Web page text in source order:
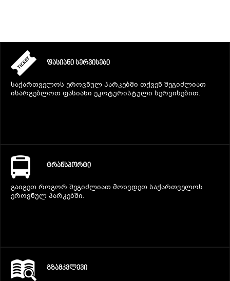
ᲤᲐᲡᲘᲐᲜᲘ ᲡᲔᲠᲕᲘᲡᲔᲑᲘ
საქართველოს ეროვნულ პარკებში თქვენ შეგიძლიათ
ისარგებლოთ ფასიანი ეკოტურისტული სერვისებით.
ᲢᲠᲐᲜᲡᲞᲝᲠᲢᲘ
გაიგეთ როგორ შეგიძლიათ მოხვდეთ საქართველოს
ეროვნულ პარკებში.
ᲒᲖᲐᲛᲙᲕᲚᲔᲕᲘ